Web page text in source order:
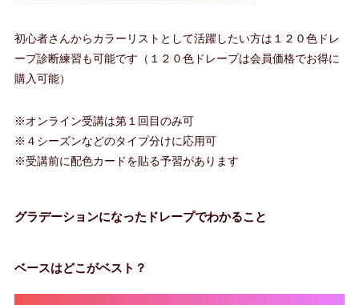
初心者さんからカラーリストとして活躍したい方は１２０色ドレ
ープ診断練習も可能です（１２０色ドレープは会員価格でお得に
購入可能）
※オンライン受講は第１回目のみ可
※４シーズンなどのタイプ分けに応用可
※受講前に配色カードを貼る予習があります
グラデーションになったドレープでわかること
ベースはどこがベスト？